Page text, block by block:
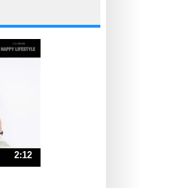
を見ない。
30の方法
い原因は、行動
の方法
2:12